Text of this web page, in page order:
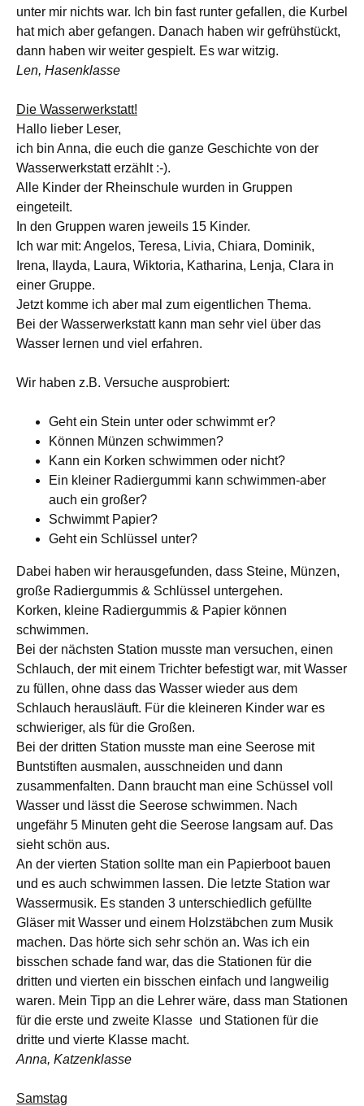
unter mir nichts war. Ich bin fast runter gefallen, die Kurbel
hat mich aber gefangen. Danach haben wir gefrühstückt,
dann haben wir weiter gespielt. Es war witzig.
Len, Hasenklasse
Die Wasserwerkstatt!
Hallo lieber Leser,
ich bin Anna, die euch die ganze Geschichte von der
Wasserwerkstatt erzählt :-).
Alle Kinder der Rheinschule wurden in Gruppen
eingeteilt.
In den Gruppen waren jeweils 15 Kinder.
Ich war mit: Angelos, Teresa, Livia, Chiara, Dominik,
Irena, Ilayda, Laura, Wiktoria, Katharina, Lenja, Clara in
einer Gruppe.
Jetzt komme ich aber mal zum eigentlichen Thema.
Bei der Wasserwerkstatt kann man sehr viel über das
Wasser lernen und viel erfahren.
Wir haben z.B. Versuche ausprobiert:
Geht ein Stein unter oder schwimmt er?
Können Münzen schwimmen?
Kann ein Korken schwimmen oder nicht?
Ein kleiner Radiergummi kann schwimmen-aber
auch ein großer?
Schwimmt Papier?
Geht ein Schlüssel unter?
Dabei haben wir herausgefunden, dass Steine, Münzen,
große Radiergummis & Schlüssel untergehen.
Korken, kleine Radiergummis & Papier können
schwimmen.
Bei der nächsten Station musste man versuchen, einen
Schlauch, der mit einem Trichter befestigt war, mit Wasser
zu füllen, ohne dass das Wasser wieder aus dem
Schlauch herausläuft. Für die kleineren Kinder war es
schwieriger, als für die Großen.
Bei der dritten Station musste man eine Seerose mit
Buntstiften ausmalen, ausschneiden und dann
zusammenfalten. Dann braucht man eine Schüssel voll
Wasser und lässt die Seerose schwimmen. Nach
ungefähr 5 Minuten geht die Seerose langsam auf. Das
sieht schön aus.
An der vierten Station sollte man ein Papierboot bauen
und es auch schwimmen lassen. Die letzte Station war
Wassermusik. Es standen 3 unterschiedlich gefüllte
Gläser mit Wasser und einem Holzstäbchen zum Musik
machen. Das hörte sich sehr schön an. Was ich ein
bisschen schade fand war, das die Stationen für die
dritten und vierten ein bisschen einfach und langweilig
waren. Mein Tipp an die Lehrer wäre, dass man Stationen
für die erste und zweite Klasse und Stationen für die
dritte und vierte Klasse macht.
Anna, Katzenklasse
Samstag